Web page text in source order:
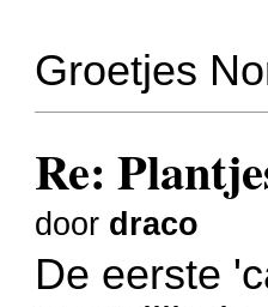
Groetjes
Re:
door draco
De eerste